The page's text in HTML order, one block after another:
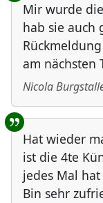
Mir wurde
hab sie auch
am nächsten
Nicola
Hat wieder
ist die 4te
jedes Mal
Bin sehr